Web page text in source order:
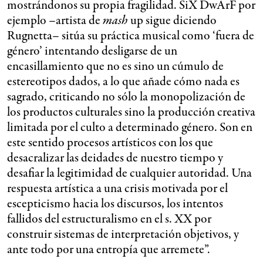
mostrándonos su propia fragilidad. SiX DwArF por
ejemplo –artista demashup sigue diciendo
Rugnetta– sitúa su práctica musical como ‘fuera de
género’ intentando desligarse de un
encasillamiento que no es sino un cúmulo de
estereotipos dados, a lo que añade cómo nada es
sagrado, criticando no sólo la monopolización de
los productos culturales sino la producción creativa
limitada por el culto a determinado género. Son en
este sentido procesos artísticos con los que
desacralizar las deidades de nuestro tiempo y
desafiar la legitimidad de cualquier autoridad. Una
respuesta artística a una crisis motivada por el
escepticismo hacia los discursos, los intentos
fallidos del estructuralismo en el s. XX por
construir sistemas de interpretación objetivos, y
ante todo por una entropía que arremete”.